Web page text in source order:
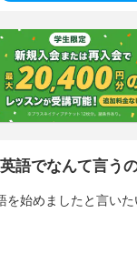
語でなんて言う
始めましたと言いた